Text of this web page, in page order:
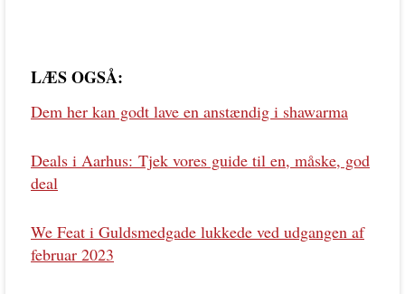
LÆS OGSÅ:
Dem her kan godt lave en anstændig i shawarma
Deals i Aarhus: Tjek vores guide til en, måske, god
deal
We Feat i Guldsmedgade lukkede ved udgangen af
februar 2023